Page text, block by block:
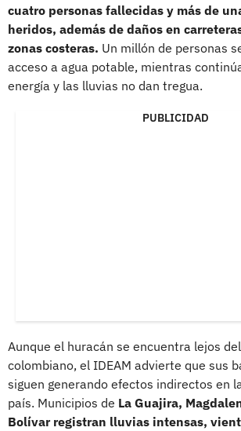
cuatro personas fallecidas y más de
heridos, además de daños en
zonas costeras. Un millón de personas
acceso a agua potable, mientras
energía y las lluvias no dan tregua.
PUBLICIDAD
Aunque el huracán se encuentra lejos
colombiano, el IDEAM advierte que sus
siguen generando efectos indirectos en
país. Municipios de La Guajira,
Bolívar registran lluvias intensas,